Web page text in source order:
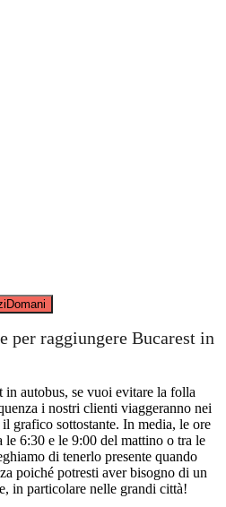
Domani
raggiungere Bucarest in
autobus, se vuoi evitare la folla
i nostri clienti viaggeranno nei
grafico sottostante. In media, le ore
le 6:30 e le 9:00 del mattino o tra le
di tenerlo presente quando
poiché potresti aver bisogno di un
in particolare nelle grandi città!